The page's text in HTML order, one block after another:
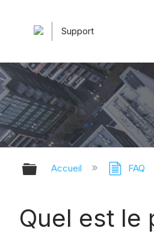
Support
Développer/
Accueil FAQ
Quel est le